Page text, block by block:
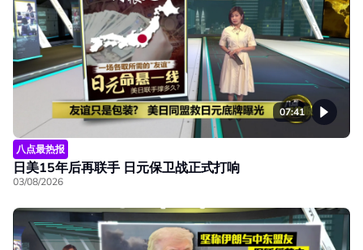
07:41
八点最热报
日美15年后再联手 日元保卫战正式打响
03/08/2026